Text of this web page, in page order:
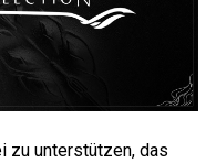
zu unterstützen, das